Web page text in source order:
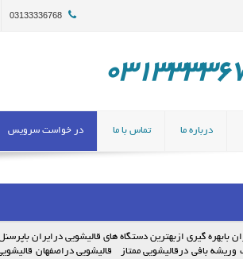
03133336768
درباره ما تماس با ما در خواست سرویس
بابهره گیری ازبهترین دستگاه های قالیشویی درایران
بافی درقالیشویی ممتاز قالیشویی دراصفهان قالیشویی